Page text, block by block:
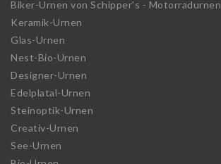
Biker-Urnen von Schipper's - Motorradurnen
Keramik-Urnen
Glas-Urnen
Nest-Bio-Urnen
Designer-Urnen
Edelplatal-Urnen
Steinoptik-Urnen
Creativ-Urnen
See-Urnen